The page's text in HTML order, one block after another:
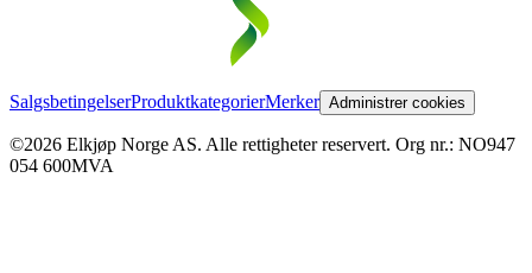
SalgsbetingelserProduktkategorierMerker Administrer cookies
©2026 Elkjøp Norge AS. Alle rettigheter reservert. Org nr.: NO947
054 600MVA